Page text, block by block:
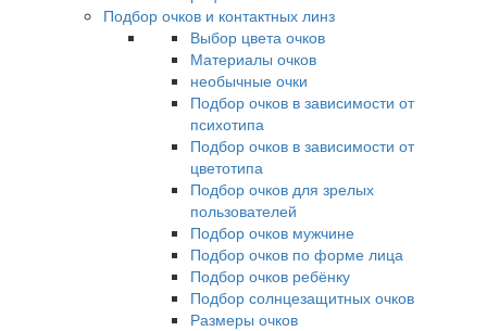
Подбор очков и контактных линз
Выбор цвета очков
Материалы очков
необычные очки
Подбор очков в зависимости от
психотипа
Подбор очков в зависимости от
цветотипа
Подбор очков для зрелых
пользователей
Подбор очков мужчине
Подбор очков по форме лица
Подбор очков ребёнку
Подбор солнцезащитных очков
Размеры очков